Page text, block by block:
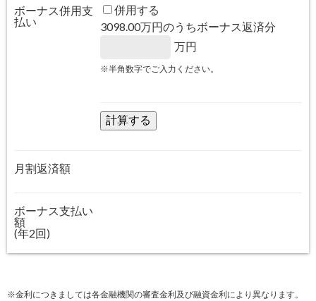
ボーナス併用支
払い
併用する
3098.00万円のうちボーナス返済分
万円
※半角数字でご入力ください。
月割返済額
ボーナス支払い
額
(年2回)
※金利につきましては各金融機関の審査金利及び融資金利により異なります。